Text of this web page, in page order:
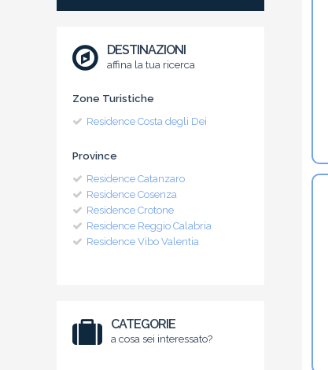
DESTINAZIONI
affina la tua ricerca
Zone Turistiche
Residence Costa degli Dei
Province
Residence Catanzaro
Residence Cosenza
Residence Crotone
Residence Reggio Calabria
Residence Vibo Valentia
CATEGORIE
a cosa sei interessato?